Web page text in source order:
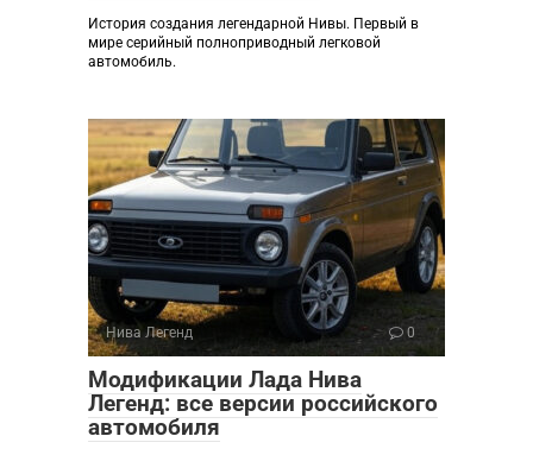
История создания легендарной Нивы. Первый в
мире серийный полноприводный легковой
автомобиль.
Нива Легенд 0
Модификации Лада Нива
Легенд: все версии российского
автомобиля